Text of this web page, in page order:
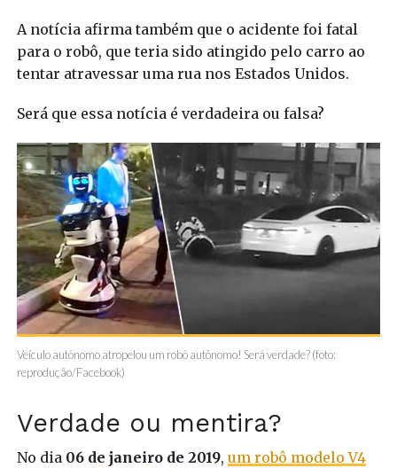
A notícia afirma também que o acidente foi fatal
para o robô, que teria sido atingido pelo carro ao
tentar atravessar uma rua nos Estados Unidos.
Será que essa notícia é verdadeira ou falsa?
Veículo autônomo atropelou um robô autônomo! Será verdade? (foto:
reprodução/Facebook)
Verdade ou mentira?
No dia 06 de janeiro de 2019, um robô modelo V4